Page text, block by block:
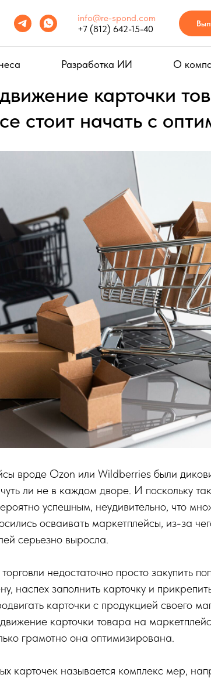
info@re-spond.com
+7 (812) 642-15-40
Разработка ИИ О
карточки
стоит начать с
вроде Ozon или Wildberries были
ли не в каждом дворе. И поскольку
успешным, неудивительно, что
осваивать маркетплейсы, из-за
серьезно выросла.
недостаточно просто закупить
наспех заполнить карточку и
карточки с продукцией своего
карточки товара на
грамотно она оптимизирована.
карточек называется комплекс мер,